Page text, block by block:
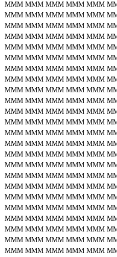
MMM MMM MMM MMM MMM
MMM MMM MMM MMM MMM
MMM MMM MMM MMM MMM
MMM MMM MMM MMM MMM
MMM MMM MMM MMM MMM
MMM MMM MMM MMM MMM
MMM MMM MMM MMM MMM
MMM MMM MMM MMM MMM
MMM MMM MMM MMM MMM
MMM MMM MMM MMM MMM
MMM MMM MMM MMM MMM
MMM MMM MMM MMM MMM
MMM MMM MMM MMM MMM
MMM MMM MMM MMM MMM
MMM MMM MMM MMM MMM
MMM MMM MMM MMM MMM
MMM MMM MMM MMM MMM
MMM MMM MMM MMM MMM
MMM MMM MMM MMM MMM
MMM MMM MMM MMM MMM
MMM MMM MMM MMM MMM
MMM MMM MMM MMM MMM
MMM MMM MMM MMM MMM
MMM MMM MMM MMM MMM